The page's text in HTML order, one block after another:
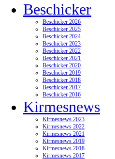
Beschicker
Beschicker 2026
Beschicker 2025
Beschicker 2024
Beschicker 2023
Beschicker 2022
Beschicker 2021
Beschicker 2020
Beschicker 2019
Beschicker 2018
Beschicker 2017
Beschicker 2016
Kirmesnews
Kirmesnews 2023
Kirmesnews 2022
Kirmesnews 2021
Kirmesnews 2019
Kirmesnews 2018
Kirmesnews 2017